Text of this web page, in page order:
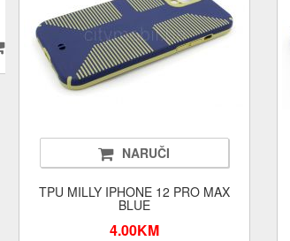
NARUČI
TPU MILLY IPHONE 12 PRO MAX
BLUE
4.00KM